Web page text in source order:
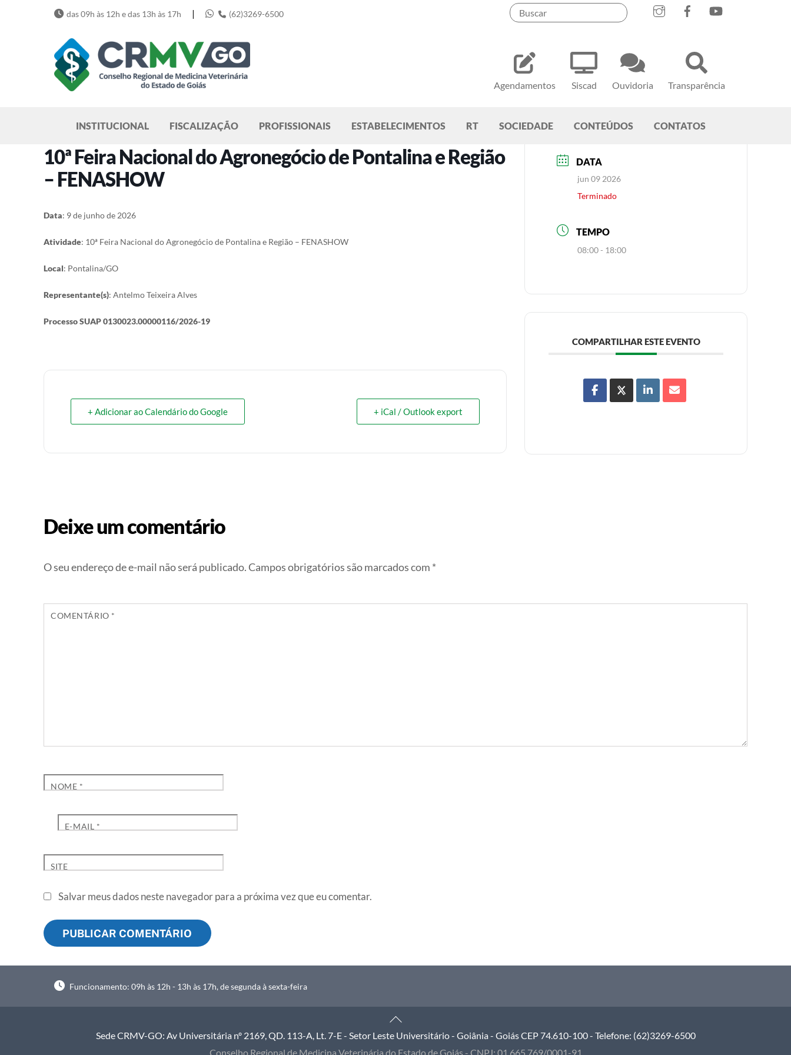
Agendamentos Siscad Ouvidoria Transparência
das 09h às 12h e das 13h às 17h | (62)3269-6500
INSTITUCIONAL FISCALIZAÇÃO PROFISSIONAIS ESTABELECIMENTOS RT SOCIEDADE CONTEÚDOS CONTATOS
10ª Feira Nacional do Agronegócio de Pontalina e Região
– FENASHOW
Data: 9 de junho de 2026
Atividade: 10ª Feira Nacional do Agronegócio de Pontalina e Região – FENASHOW
Local: Pontalina/GO
Representante(s): Antelmo Teixeira Alves
Processo SUAP0130023.00000116/2026-19
+ Adicionar ao Calendário do Google + iCal / Outlook export
DATA
jun 09 2026
Terminado
TEMPO
08:00 - 18:00
COMPARTILHAR ESTE EVENTO
Deixe um comentário
O seu endereço de e-mail não será publicado.Campos obrigatórios são marcados com *
COMENTÁRIO *
NOME *
E-MAIL *
SITE
Salvar meus dados neste navegador para a próxima vez que eu comentar.
Funcionamento: 09h às 12h - 13h às 17h, de segunda à sexta-feira
Back
To
Top
Sede CRMV-GO: Av Universitária nº 2169, QD. 113-A, Lt. 7-E - Setor Leste Universitário - Goiânia - Goiás CEP 74.610-100 - Telefone: (62)3269-6500
Conselho Regional de Medicina Veterinária do Estado de Goiás - CNPJ: 01.665.769/0001-91